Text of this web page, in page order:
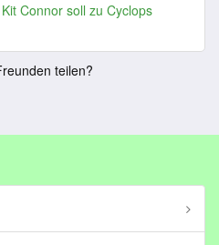
Connor soll zu Cyclops
teilen?